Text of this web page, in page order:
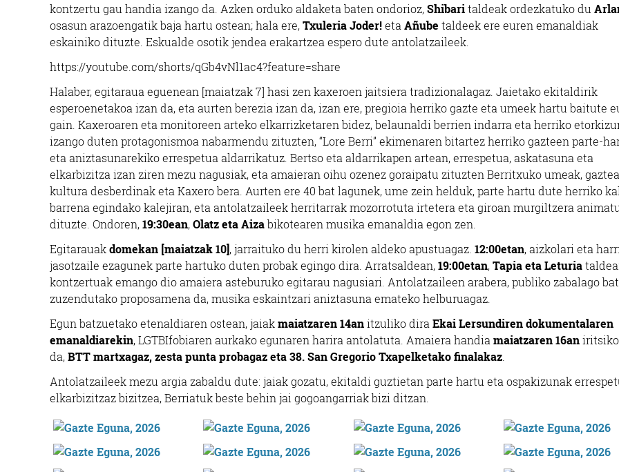
kontzertu gau handia izango da. Azken orduko aldaketa baten ondorioz,Shibaritaldeak ordezkatuko du
osasun arazoengatik baja hartu ostean; hala ere,Txuleria Joder!eta Añube taldeek ere euren emanaldiak
eskainiko dituzte. Eskualde osotik jendea erakartzea espero dute antolatzaileek.
https://youtube.com/shorts/qGb4vNl1ac4?feature=share
Halaber, egitaraua eguenean [maiatzak 7] hasi zen kaxeroen jaitsiera tradizionalagaz. Jaietako ekitaldirik
esperoenetakoa izan da, eta aurten berezia izan da, izan ere, pregioia herriko gazte eta umeek hartu baitute
gain. Kaxeroaren eta monitoreen arteko elkarrizketaren bidez, belaunaldi berrien indarra eta herriko
izango duten protagonismoa nabarmendu zituzten, “Lore Berri” ekimenaren bitartez herriko gazteen parte-
eta aniztasunarekiko errespetua aldarrikatuz. Bertso eta aldarrikapen artean, errespetua, askatasuna eta
elkarbizitza izan ziren mezu nagusiak, eta amaieran oihu ozenez goraipatu zituzten Berritxuko umeak,
kultura desberdinak eta Kaxero bera. Aurten ere 40 bat lagunek, ume zein helduk, parte hartu dute herriko
barrena egindako kalejiran, eta antolatzaileek herritarrak mozorrotuta irtetera eta giroan murgiltzera animatu
dituzte. Ondoren,19:30ean,Olatz eta Aizabikotearen musika emanaldia egon zen.
Egitarauakdomekan [maiatzak 10], jarraituko du herri kirolen aldeko apustuagaz. 12:00etan, aizkolari eta
jasotzaile ezagunek parte hartuko duten probak egingo dira. Arratsaldean,19:00etan,Tapia eta Leturia
kontzertuak emango dio amaiera asteburuko egitarau nagusiari. Antolatzaileen arabera, publiko zabalago
zuzendutako proposamena da, musika eskaintzari aniztasuna emateko helburuagaz.
Egun batzuetako etenaldiaren ostean, jaiakmaiatzaren 14anitzuliko dira Ekai Lersundiren dokumentalaren
emanaldiarekin, LGTBIfobiaren aurkako egunaren harira antolatuta. Amaiera handia maiatzaren 16aniritsiko
da,BTT martxagaz, zesta punta probagaz eta 38. San Gregorio Txapelketako finalakaz
Antolatzaileek mezu argia zabaldu dute: jaiak gozatu, ekitaldi guztietan parte hartu eta ospakizunak
elkarbizitzaz bizitzea, Berriatuk beste behin jai gogoangarriak bizi ditzan.